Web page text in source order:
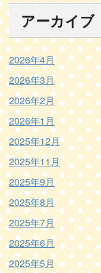
アーカイブ
2026年4月
2026年3月
2026年2月
2026年1月
2025年12月
2025年11月
2025年9月
2025年8月
2025年7月
2025年6月
2025年5月